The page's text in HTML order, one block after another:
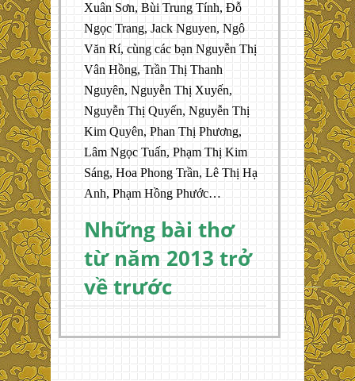
Xuân Sơn, Bùi Trung Tính, Đỗ
Ngọc Trang, Jack Nguyen, Ngô
Văn Rí, cùng các bạn Nguyễn Thị
Vân Hồng, Trần Thị Thanh
Nguyên, Nguyễn Thị Xuyến,
Nguyễn Thị Quyến, Nguyễn Thị
Kim Quyên, Phan Thị Phương,
Lâm Ngọc Tuấn, Phạm Thị Kim
Sáng, Hoa Phong Trần, Lê Thị Hạ
Anh, Phạm Hồng Phước…
Những bài thơ
từ năm 2013 trở
về trước